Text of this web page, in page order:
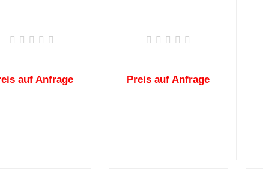
auf Anfrage Preis auf Anfrage